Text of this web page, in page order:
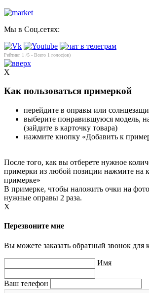
Мы в Соц.сетях:
Рейтинг 1 /5 - Всего 1 голос(ов)
X
Как пользоваться примеркой
перейдите в оправы или
выберите понравившуюся модель,
(зайдите в карточку товара)
нажмите кнопку «Добавить к
После того, как вы отберете нужное
примерки из любой позиции нажмите на
примерке»
В примерке, чтобы наложить очки на
нужные оправы 2 раза.
X
Перезвоните мне
Вы можете заказать обратный звонок для
Имя
Ваш телефон